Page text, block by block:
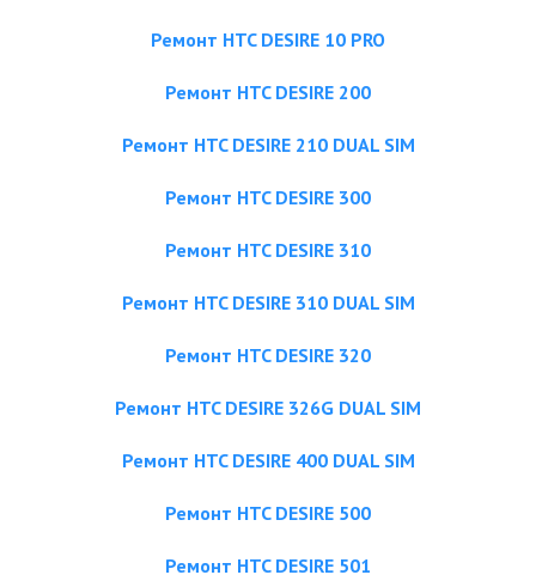
Ремонт HTC DESIRE 10 PRO
Ремонт HTC DESIRE 200
Ремонт HTC DESIRE 210 DUAL SIM
Ремонт HTC DESIRE 300
Ремонт HTC DESIRE 310
Ремонт HTC DESIRE 310 DUAL SIM
Ремонт HTC DESIRE 320
Ремонт HTC DESIRE 326G DUAL SIM
Ремонт HTC DESIRE 400 DUAL SIM
Ремонт HTC DESIRE 500
Ремонт HTC DESIRE 501